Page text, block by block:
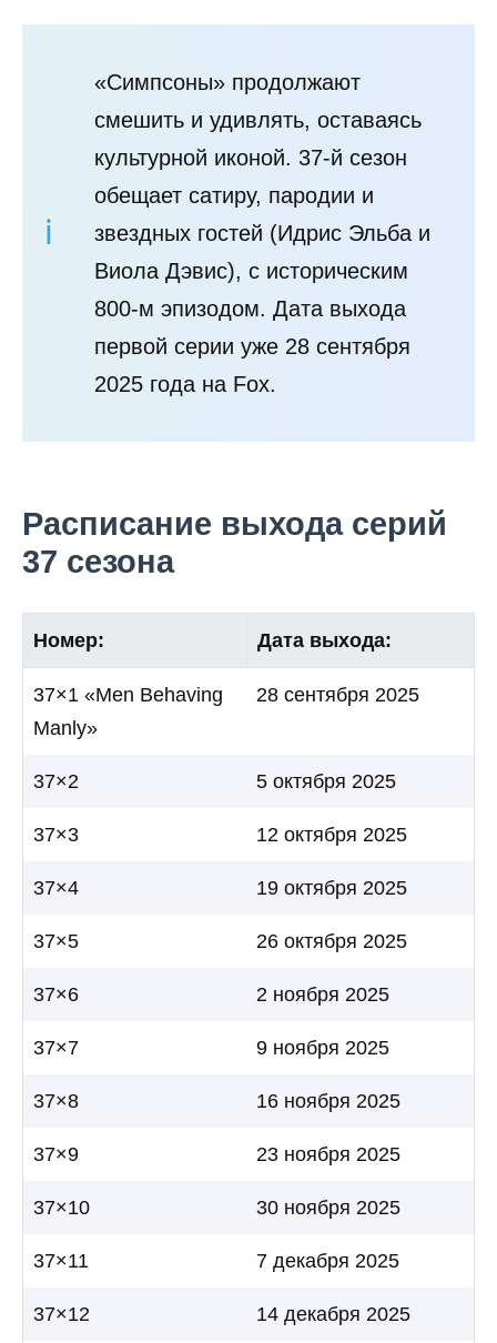
«Симпсоны» продолжают
смешить и удивлять, оставаясь
культурной иконой. 37-й сезон
обещает сатиру, пародии и
звездных гостей (Идрис Эльба и
Виола Дэвис), с историческим
800-м эпизодом. Дата выхода
первой серии уже 28 сентября
2025 года на Fox.
Расписание выхода серий
37 сезона
Номер: Дата выхода:
37×1 «Men Behaving
Manly»
28 сентября 2025
37×2 5 октября 2025
37×3 12 октября 2025
37×4 19 октября 2025
37×5 26 октября 2025
37×6 2 ноября 2025
37×7 9 ноября 2025
37×8 16 ноября 2025
37×9 23 ноября 2025
37×10 30 ноября 2025
37×11 7 декабря 2025
37×12 14 декабря 2025